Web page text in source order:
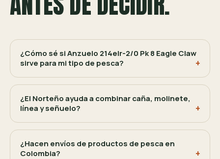
¿Cómo sé si Anzuelo 214elr-2/0 Pk 8 Eagle Claw
sirve para mi tipo de pesca?
¿El Norteño ayuda a combinar caña, molinete,
línea y señuelo?
¿Hacen envíos de productos de pesca en
Colombia?